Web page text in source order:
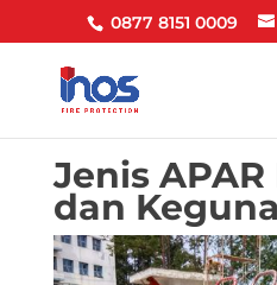
0877 8151 0009
Jenis
dan